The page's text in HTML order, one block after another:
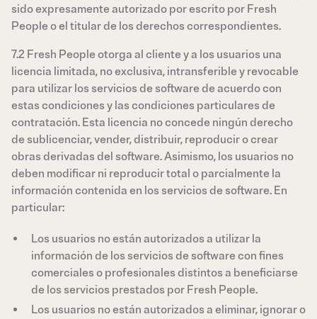
sido expresamente autorizado por escrito por Fresh
People o el titular de los derechos correspondientes.
7.2 Fresh People otorga al cliente y a los usuarios una
licencia limitada, no exclusiva, intransferible y revocable
para utilizar los servicios de software de acuerdo con
estas condiciones y las condiciones particulares de
contratación. Esta licencia no concede ningún derecho
de sublicenciar, vender, distribuir, reproducir o crear
obras derivadas del software. Asimismo, los usuarios no
deben modificar ni reproducir total o parcialmente la
información contenida en los servicios de software. En
particular:
Los usuarios no están autorizados a utilizar la
información de los servicios de software con fines
comerciales o profesionales distintos a beneficiarse
de los servicios prestados por Fresh People.
Los usuarios no están autorizados a eliminar, ignorar o